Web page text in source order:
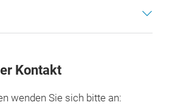
Kontakt
wenden Sie sich bitte an: